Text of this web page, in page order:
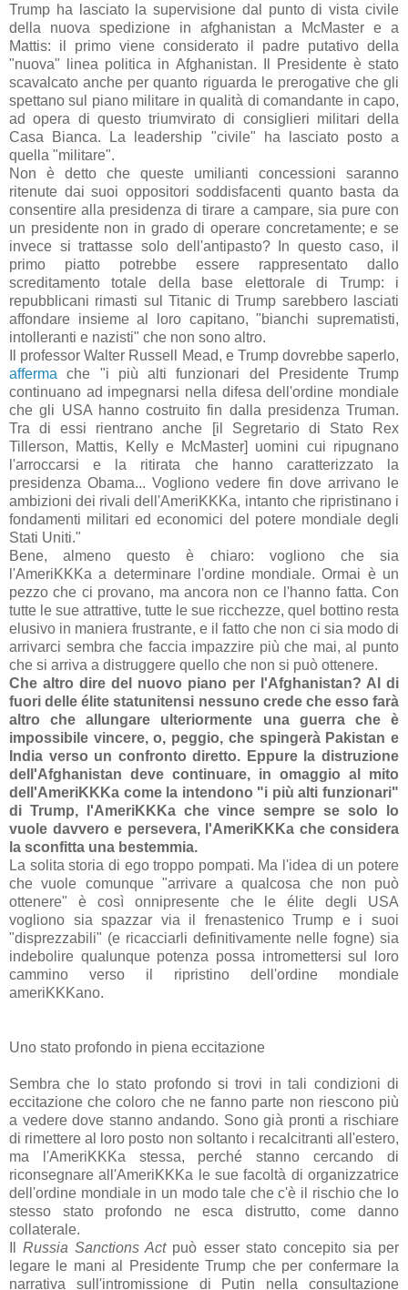
Trump ha lasciato la supervisione dal punto di vista civile
della nuova spedizione in afghanistan a McMaster e a
Mattis: il primo viene considerato il padre putativo della
"nuova" linea politica in Afghanistan. Il Presidente è stato
scavalcato anche per quanto riguarda le prerogative che gli
spettano sul piano militare in qualità di comandante in capo,
ad opera di questo triumvirato di consiglieri militari della
Casa Bianca. La leadership "civile" ha lasciato posto a
quella "militare".
Non è detto che queste umilianti concessioni saranno
ritenute dai suoi oppositori soddisfacenti quanto basta da
consentire alla presidenza di tirare a campare, sia pure con
un presidente non in grado di operare concretamente; e se
invece si trattasse solo dell'antipasto? In questo caso, il
primo piatto potrebbe essere rappresentato dallo
screditamento totale della base elettorale di Trump: i
repubblicani rimasti sul Titanic di Trump sarebbero lasciati
affondare insieme al loro capitano, "bianchi suprematisti,
intolleranti e nazisti" che non sono altro.
Il professor Walter Russell Mead, e Trump dovrebbe saperlo,
afferma che "i più alti funzionari del Presidente Trump
continuano ad impegnarsi nella difesa dell'ordine mondiale
che gli USA hanno costruito fin dalla presidenza Truman.
Tra di essi rientrano anche [il Segretario di Stato Rex
Tillerson, Mattis, Kelly e McMaster] uomini cui ripugnano
l'arroccarsi e la ritirata che hanno caratterizzato la
presidenza Obama... Vogliono vedere fin dove arrivano le
ambizioni dei rivali dell'AmeriKKKa, intanto che ripristinano i
fondamenti militari ed economici del potere mondiale degli
Stati Uniti."
Bene, almeno questo è chiaro: vogliono che sia
l'AmeriKKKa a determinare l'ordine mondiale. Ormai è un
pezzo che ci provano, ma ancora non ce l'hanno fatta. Con
tutte le sue attrattive, tutte le sue ricchezze, quel bottino resta
elusivo in maniera frustrante, e il fatto che non ci sia modo di
arrivarci sembra che faccia impazzire più che mai, al punto
che si arriva a distruggere quello che non si può ottenere.
Che altro dire del nuovo piano per l'Afghanistan? Al di
fuori delle élite statunitensi nessuno crede che esso farà
altro che allungare ulteriormente una guerra che è
impossibile vincere, o, peggio, che spingerà Pakistan e
India verso un confronto diretto. Eppure la distruzione
dell'Afghanistan deve continuare, in omaggio al mito
dell'AmeriKKKa come la intendono "i più alti funzionari"
di Trump, l'AmeriKKKa che vince sempre se solo lo
vuole davvero e persevera, l'AmeriKKKa che considera
la sconfitta una bestemmia.
La solita storia di ego troppo pompati. Ma l'idea di un potere
che vuole comunque "arrivare a qualcosa che non può
ottenere" è così onnipresente che le élite degli USA
vogliono sia spazzar via il frenastenico Trump e i suoi
"disprezzabili" (e ricacciarli definitivamente nelle fogne) sia
indebolire qualunque potenza possa intromettersi sul loro
cammino verso il ripristino dell'ordine mondiale
ameriKKKano.
Uno stato profondo in piena eccitazione
Sembra che lo stato profondo si trovi in tali condizioni di
eccitazione che coloro che ne fanno parte non riescono più
a vedere dove stanno andando. Sono già pronti a rischiare
di rimettere al loro posto non soltanto i recalcitranti all'estero,
ma l'AmeriKKKa stessa, perché stanno cercando di
riconsegnare all'AmeriKKKa le sue facoltà di organizzatrice
dell'ordine mondiale in un modo tale che c'è il rischio che lo
stesso stato profondo ne esca distrutto, come danno
collaterale.
IlRussia Sanctions Actpuò esser stato concepito sia per
legare le mani al Presidente Trump che per confermare la
narrativa sull'intromissione di Putin nella consultazione